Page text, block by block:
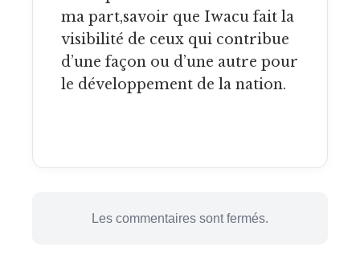
ma part,savoir que Iwacu fait la
visibilité de ceux qui contribue
d’une façon ou d’une autre pour
le développement de la nation.
Les commentaires sont fermés.